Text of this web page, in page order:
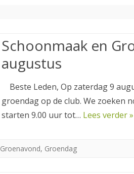
Schoonmaak en
augustus
Beste Leden, Op zaterdag 9
groendag op de club. We zoeken
starten 9.00 uur tot… Lees verder »
Groenavond, Groendag